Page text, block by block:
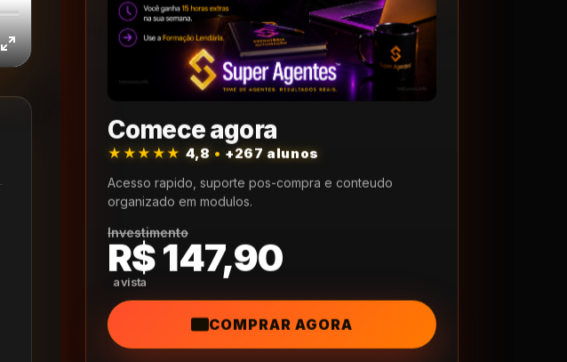
Comece agora
★★★★★ 4,8 • +267 alunos
Acesso rapido, suporte pos-compra e conteudo
organizado em modulos.
Investimento
R$ 147,90
COMPRAR AGORA